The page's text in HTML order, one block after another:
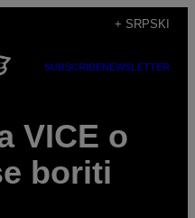
+ SRPSKI
SUBSCRIBENEWSLETTER
VICE o
boriti